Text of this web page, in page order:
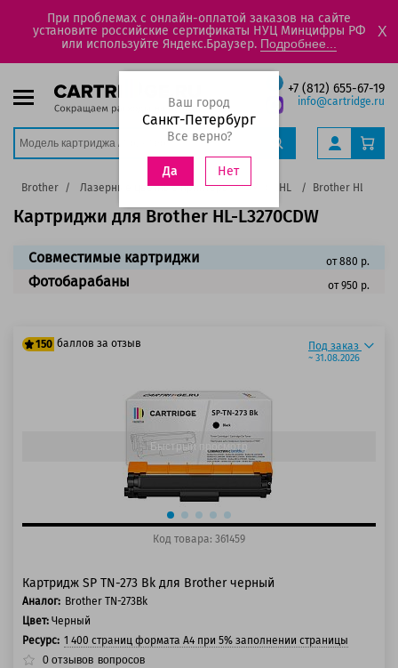
При проблемах с онлайн-оплатой заказов на сайте
установите российские сертификаты НУЦ Минцифры РФ
или используйте Яндекс.Браузер. Подробнее...
X
+7 (812) 655-67-19
info@cartridge.ru
Ваш город
Санкт-Петербург
Все верно?
Да Нет
Brother Лазерные цветные принтеры, МФУ HL Brother HL-
Картриджи для Brother HL-L3270CDW
Совместимые картриджи от 880 р.
Фотобарабаны от 950 р.
150 баллов за отзыв Под заказ
~ 31.08.2026
Быстрый просмотр
Код товара: 361459
Картридж SP TN-273 Bk для Brother черный
Аналог: Brother TN-273Bk
Цвет: Черный
Ресурс: 1 400 страниц формата А4 при 5% заполнении страницы
0 отзывов вопросов